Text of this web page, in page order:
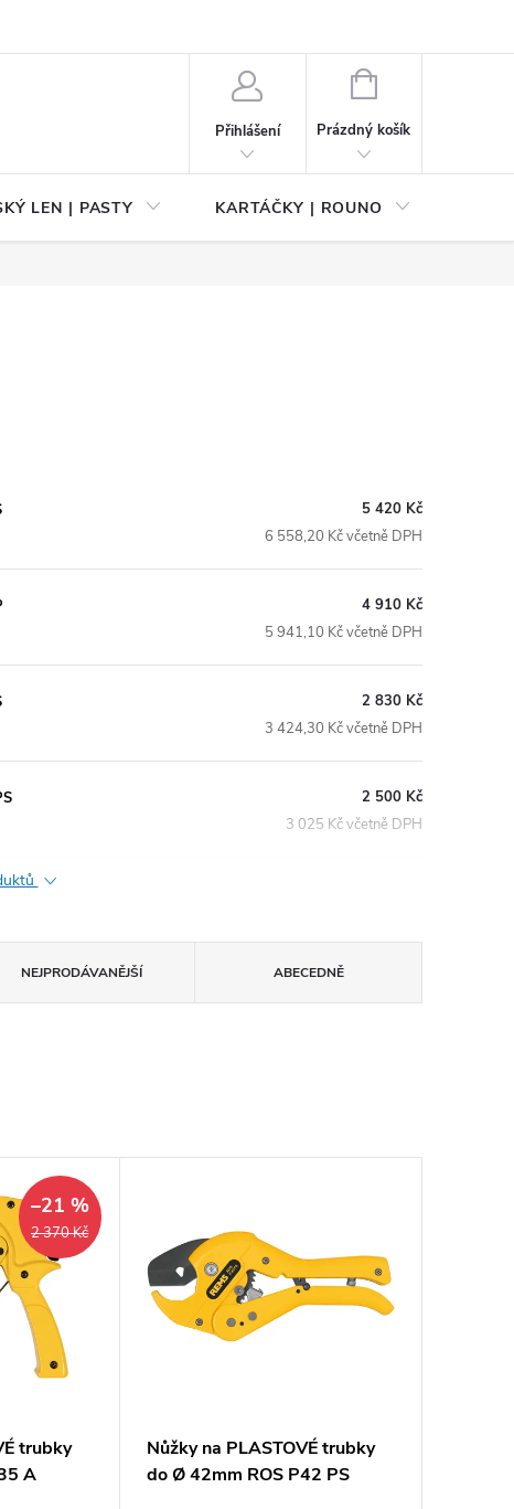
Přihlášení
NÁKUPNÍ
Prázdný košík
LEN | PASTY KARTÁČKY | ROUNO
5 420 Kč
6 558,20 Kč včetně DPH
4 910 Kč
5 941,10 Kč včetně DPH
2 830 Kč
3 424,30 Kč včetně DPH
2 500 Kč
3 025 Kč včetně DPH
NEJPRODÁVANĚJŠÍ ABECEDNĚ
2 370 Kč
–21 %
trubky
A
Nůžky na PLASTOVÉ trubky
do Ø 42mm ROS P42 PS